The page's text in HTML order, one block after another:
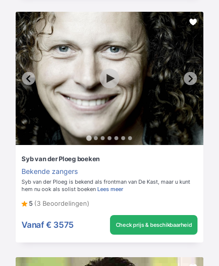
Syb van der Ploeg boeken
Bekende zangers
Syb van der Ploeg is bekend als frontman van De Kast, maar u kunt
hem nu ook als solist boeken Lees meer
5 (3 Beoordelingen)
Vanaf € 3575 Check prijs & beschikbaarheid